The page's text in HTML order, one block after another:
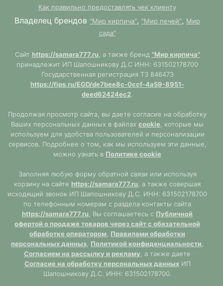
Как правильно предоставлять чек клиенту
Владелец брендов "Мир кирпича", "Мир печей", Мир
сада"
Сайт https://samara777.ru, а также бренд "Мир кирпича"
принадлежит ИП Шапошникову Д.С ИНН: 631502178700
Государственная регистрация ТЗ 846473
https://fips.ru/EGD/de7bee8c-0ccf-4a59-8951-
deed62424ec2.
Продолжая просмотр сайта, вы даете согласие на обработку
Ваших персональных данных в файлах cookie , которые мы
используем для удобства пользователей и персонализации
сервисов. Подробнее о том, как мы используем эти данные,
можно узнать в Политике cookie
Заполняя любую форму обратной связи или используя
корзину на сайте https://samara777.ru , а также совершая
исходящий звонок ИП Шапошникову Д.С. ИНН: 631502178700
по телефонным номерам с раздела контакты сайта
https://samara777.ru , Вы соглашаетесь с Публичной
офертой о продаже товаров через сайт с обязательной
обработке оператором
Правилами обработки
персональных данных Политикой конфиденциальности
Согласием на рассылку и рекламу , а также даете
Согласие на обработку персональных данныхИП
Шапошникову Д.С. ИНН: 631502178700.